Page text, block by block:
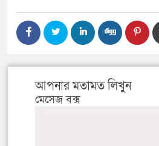
আপনার মতামত লিখুন
মেসেজ বক্স